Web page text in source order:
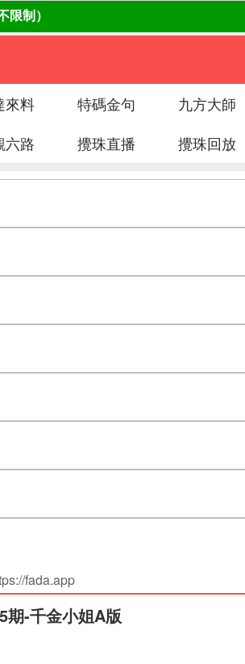
來料 特碼金句 九方大師
六路 攪珠直播 攪珠回放
fada.app
期-千金小姐A版